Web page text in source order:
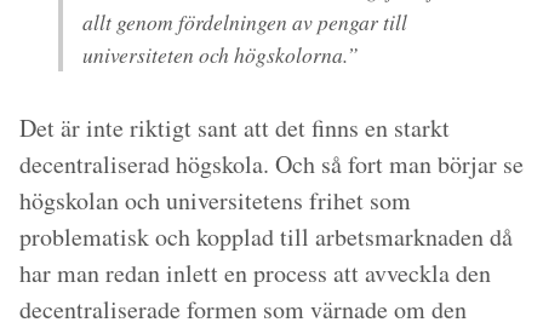
allt genom fördelningen av pengar till
universiteten och högskolorna.”
Det är inte riktigt sant att det finns en starkt
decentraliserad högskola. Och så fort man börjar se
högskolan och universitetens frihet som
problematisk och kopplad till arbetsmarknaden då
har man redan inlett en process att avveckla den
decentraliserade formen som värnade om den